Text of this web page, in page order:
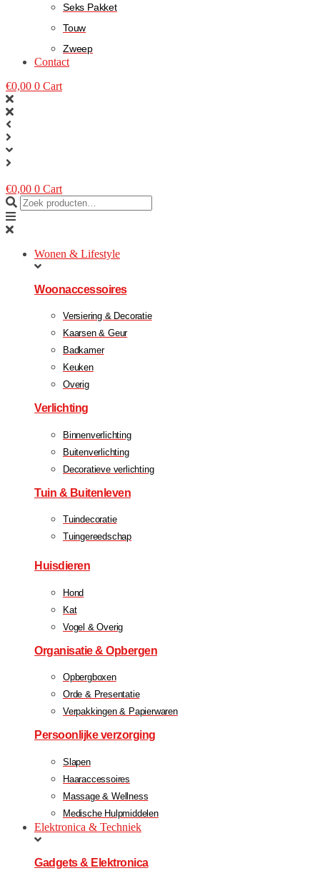
Seks Pakket
Touw
Zweep
Contact
€0,00 0 Cart
€0,00 0 Cart
Wonen & Lifestyle
Woonaccessoires
Versiering & Decoratie
Kaarsen & Geur
Badkamer
Keuken
Overig
Verlichting
Binnenverlichting
Buitenverlichting
Decoratieve verlichting
Tuin & Buitenleven
Tuindecoratie
Tuingereedschap
Huisdieren
Hond
Kat
Vogel & Overig
Organisatie & Opbergen
Opbergboxen
Orde & Presentatie
Verpakkingen & Papierwaren
Persoonlijke verzorging
Slapen
Haaraccessoires
Massage & Wellness
Medische Hulpmiddelen
Elektronica & Techniek
Gadgets & Elektronica